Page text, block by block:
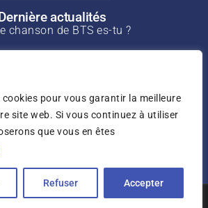
pour vous garantir la meilleure
site web. Si vous continuez à utiliser
que vous en êtes
Refuser Accepter
actualités
chanson de BTS es-tu ?
J-Hope pour Rolling Stone
de mars 2025
Jin pour USA Today de mai
de Mentions légales Conditions